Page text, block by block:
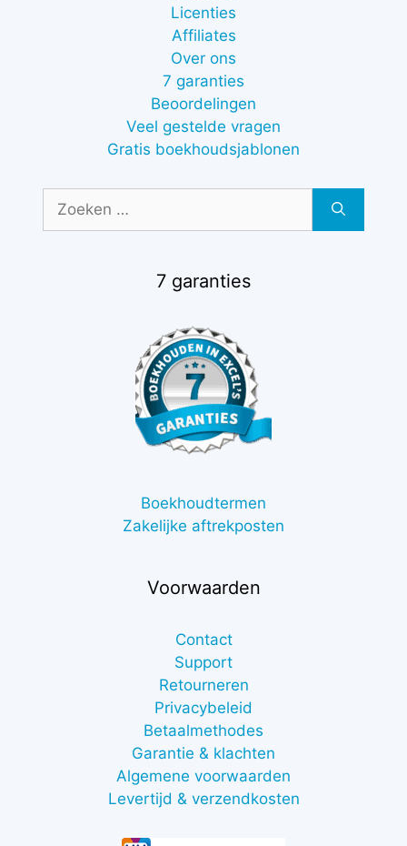
Licenties
Affiliates
Over ons
7 garanties
Beoordelingen
Veel gestelde vragen
Gratis boekhoudsjablonen
naar:
7 garanties
Boekhoudtermen
Zakelijke aftrekposten
Voorwaarden
Contact
Support
Retourneren
Privacybeleid
Betaalmethodes
Garantie & klachten
Algemene voorwaarden
Levertijd & verzendkosten